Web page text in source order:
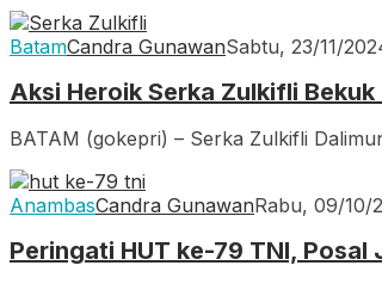
BatamCandra GunawanSabtu, 23/11/
Aksi Heroik Serka Zulkifli
BATAM (gokepri) – Serka Zulkifli
AnambasCandra GunawanRabu, 09/10/
Peringati HUT ke-79 TNI,